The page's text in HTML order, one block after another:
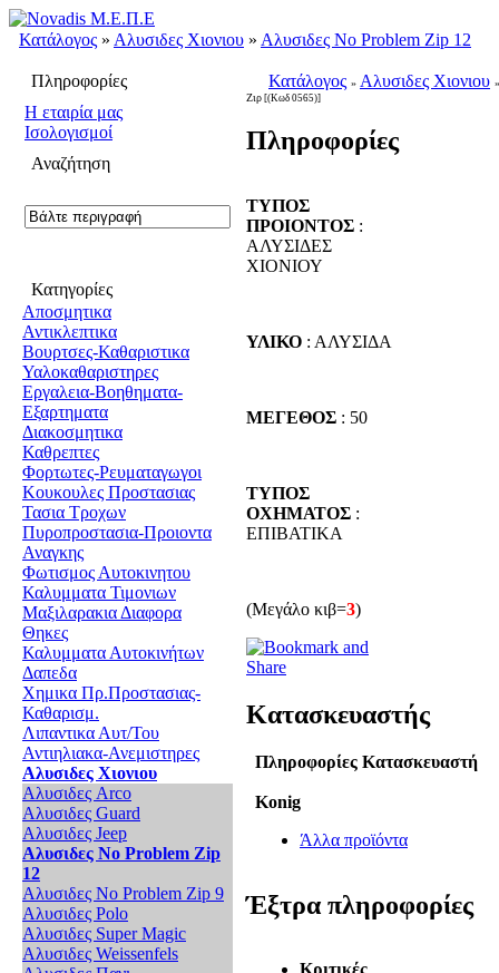
Κατάλογος » Αλυσιδες Χιονιου » Αλυσιδες No Problem Zip 12
Πληροφορίες
H εταιρία μας
Ισολογισμοί
Αναζήτηση
Κατηγορίες
Αποσμητικα
Αντικλεπτικα
Βουρτσες-Καθαριστικα
Υαλοκαθαριστηρες
Εργαλεια-Βοηθηματα-
Εξαρτηματα
Διακοσμητικα
Καθρεπτες
Φορτωτες-Ρευματαγωγοι
Κουκουλες Προστασιας
Τασια Τροχων
Πυροπροστασια-Προιοντα
Αναγκης
Φωτισμος Αυτοκινητου
Καλυμματα Τιμονιων
Μαξιλαρακια Διαφορα
Θηκες
Καλυμματα Αυτοκινήτων
Δαπεδα
Χημικα Πρ.Προστασιας-
Καθαρισμ.
Λιπαντικα Αυτ/Του
Αντιηλιακα-Ανεμιστηρες
Αλυσιδες Χιονιου
Αλυσιδες Arco
Αλυσιδες Guard
Αλυσιδες Jeep
Αλυσιδες No Problem Zip
12
Αλυσιδες No Problem Zip 9
Αλυσιδες Polo
Αλυσιδες Super Magic
Αλυσιδες Weissenfels
Κατάλογος » Αλυσιδες Χιονιου »
Ζιρ [(Κωδ 0565)]
Πληροφορίες
ΤΥΠΟΣ
ΠΡΟΙΟΝΤΟΣ :
ΑΛΥΣΙΔΕΣ
ΧΙΟΝΙΟΥ
ΥΛΙΚΟ : ΑΛΥΣΙΔΑ
ΜΕΓΕΘΟΣ : 50
ΤΥΠΟΣ
ΟΧΗΜΑΤΟΣ :
ΕΠΙΒΑΤΙΚΑ
(Μεγάλο κιβ=3)
Κατασκευαστής
Πληροφορίες Κατασκευαστή
Konig
Άλλα προϊόντα
Έξτρα πληροφορίες